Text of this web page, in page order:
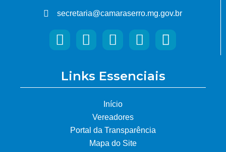
secretaria@camaraserro.mg.gov.br
Links Essenciais
Início
Vereadores
Portal da Transparência
Mapa do Site